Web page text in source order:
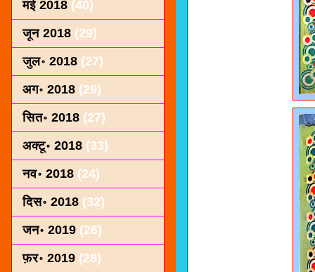
मई 2018 (40)
जून 2018 (29)
जुल॰ 2018 (27)
अग॰ 2018 (29)
सित॰ 2018 (27)
अक्टू॰ 2018 (33)
नव॰ 2018 (24)
दिस॰ 2018 (32)
जन॰ 2019 (26)
फ़र॰ 2019 (28)